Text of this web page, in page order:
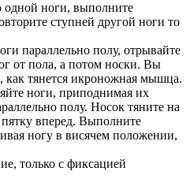
ноги, выполните
ступней другой ноги то
параллельно полу, отрывайте
от пола, а потом носки. Вы
как тянется икроножная мышца.
ноги, приподнимая их
полу. Носок тяните на
вперед. Выполните
ногу в висячем положении,
только с фиксацией